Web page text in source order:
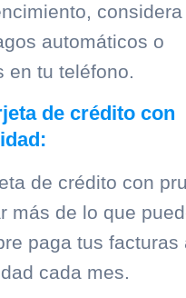
considera
automáticos o
en tu teléfono.
de crédito con
de crédito con
más de lo que
paga tus facturas
cada mes.